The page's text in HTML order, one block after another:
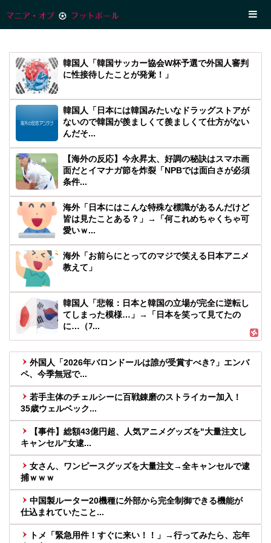
韓国人「韓国サッカー協会W杯予選で外国人審判
に性接待したことが発覚！」
韓国人「日本には韓国みたいなドラッグストアが
ないので韓国が羨ましくて羨ましくて仕方がない
んだそ...
【海外の反応】今永昇太、好調の秘訣はスマホ画
面だとイマナガ節を炸裂「NPBでは面白さが必須
条件...
海外「日本にはこんな特殊な標識があるんだけど
皆は見たことある？」→「何これめちゃくちゃ可
愛いｗ...
海外「お前らにとってのマジで笑える日本アニメ
教えて」
韓国人「悲報：日本と韓国の立場が完全に逆転し
てしまった模様…」→「日本を笑って見てたの
に…（ﾌ...
外国人「2026年バロンドールは誰が受賞すべき?」エンバ
ペ、今季無冠で...
若手主体のチェルシーに百戦錬磨のストライカー加入！
35歳ウェルベック...
【事件】総額43億円超、人気アニメグッズを"大量注文し
キャンセル"女逮...
女さん、ワンピースグッズを大量注文→全キャンセルで逮
捕ｗｗｗ
中国製ルーター20機種に外部から完全制御できる機能が
仕込まれていたこと...
トメ「緊急用件！すぐに来い！！」→行ってみたら、忘年